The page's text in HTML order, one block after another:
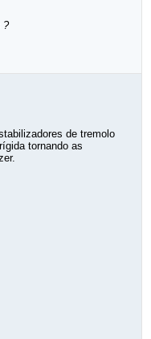
?
de tremolo
tornando as